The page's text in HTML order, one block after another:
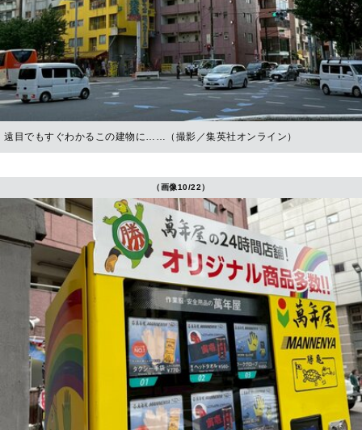
遠目でもすぐわかるこの建物に……（撮影／集英社オンライン）
（画像10/22）